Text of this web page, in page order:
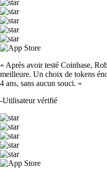
« Après avoir testé Coinbase,
meilleure. Un choix de tokens
4 ans, sans aucun souci. »
-Utilisateur vérifié